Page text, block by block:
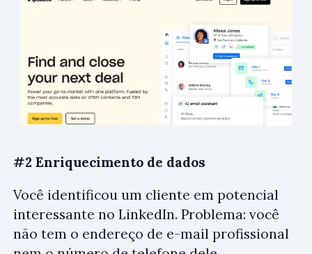
#2 Enriquecimento de dados
Você identificou um cliente em potencial
interessante no LinkedIn. Problema: você
não tem o endereço de e-mail profissional